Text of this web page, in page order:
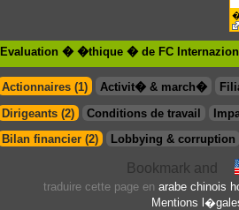
�
Evaluation � �thique � de FC
Actionnaires (1) Activit� & march�
Dirigeants (2)
Conditions de travail
Bilan financier (2)
Lobbying & corruption
traduire cette page en arabe chinois
Mentions